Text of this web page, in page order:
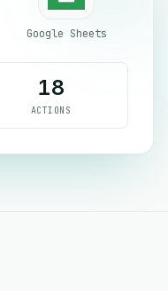
Google Sheets
18
ACTIONS